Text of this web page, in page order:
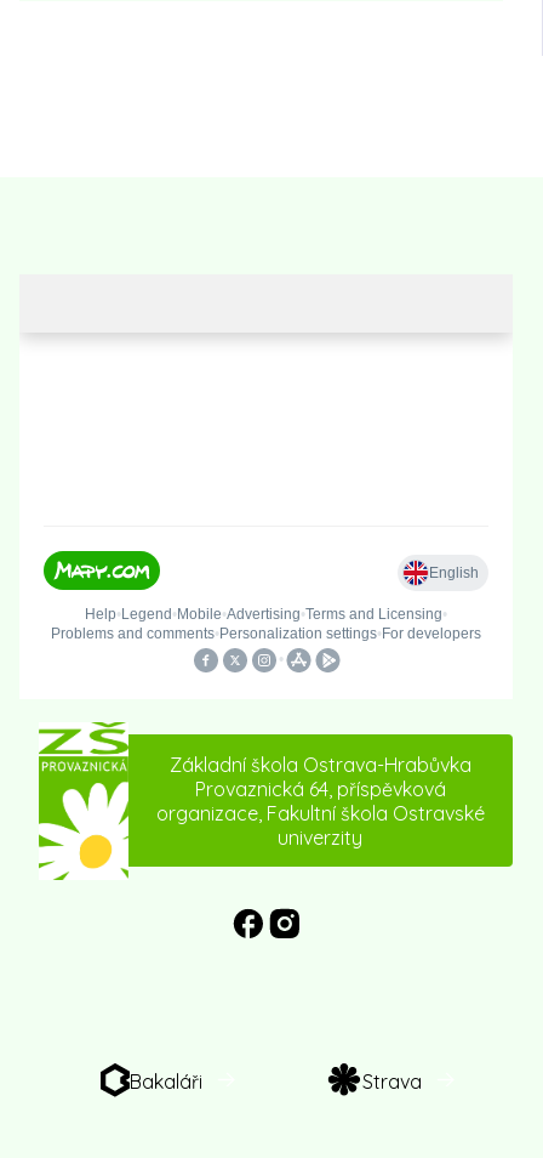
Základní škola Ostrava-Hrabůvka
Provaznická 64, příspěvková
organizace, Fakultní škola Ostravské
univerzity
Bakaláři Strava